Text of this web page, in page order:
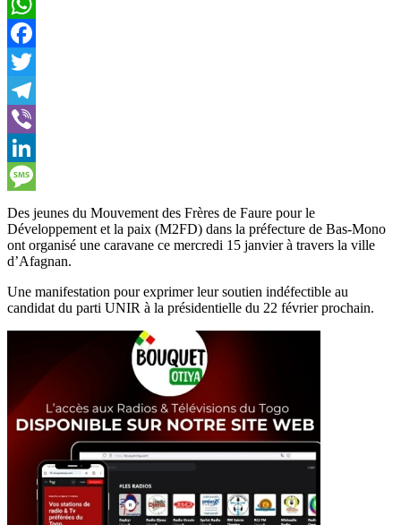
WhatsApp
Facebook
Twitter
Telegram
Viber
LinkedIn
Message
Des jeunes du Mouvement des Frères de Faure pour le
Développement et la paix (M2FD) dans la préfecture de Bas-Mono
ont organisé une caravane ce mercredi 15 janvier à travers la ville
d’Afagnan.
Une manifestation pour exprimer leur soutien indéfectible au
candidat du parti UNIR à la présidentielle du 22 février prochain.